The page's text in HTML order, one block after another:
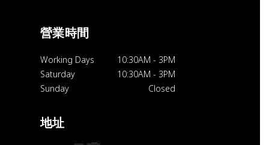
營業時間
Working Days 10:30AM - 3PM
Saturday
10:30AM - 3PM
Sunday
Closed
地址